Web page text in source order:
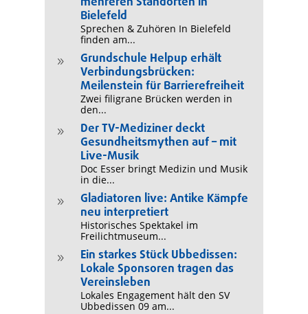
Bielefeld
Sprechen & Zuhören In Bielefeld
finden am...
9
Grundschule Helpup erhält
Verbindungsbrücken:
Meilenstein für Barrierefreiheit
Zwei filigrane Brücken werden in
den...
9
Der TV-Mediziner deckt
Gesundheitsmythen auf – mit
Live-Musik
Doc Esser bringt Medizin und Musik
in die...
9
Gladiatoren live: Antike Kämpfe
neu interpretiert
Historisches Spektakel im
Freilichtmuseum...
9
Ein starkes Stück Ubbedissen:
Lokale Sponsoren tragen das
Vereinsleben
Lokales Engagement hält den SV
Ubbedissen 09 am...